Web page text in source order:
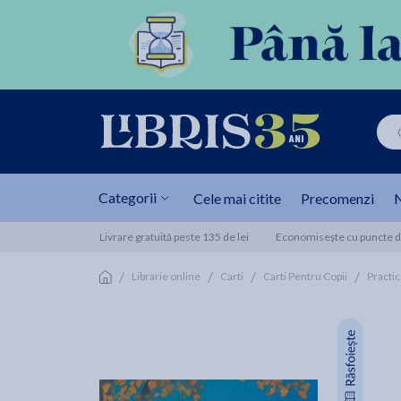
Categorii Cele mai citite Precomenzi
Livrare gratuită peste 135 de lei Economisește cu puncte
/ Librarie online / Carti / Carti Pentru Copii /